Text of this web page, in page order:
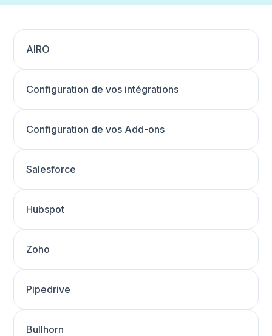
AIRO
Configuration de vos intégrations
Configuration de vos Add-ons
Salesforce
Hubspot
Zoho
Pipedrive
Bullhorn